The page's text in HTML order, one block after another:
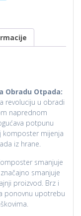
Obradu Otpada:
revoluciju u obradi
naprednom
potpunu
komposter mijenja
iz hrane.
smanjuje
smanjuje
proizvod. Brz i
ponovnu upotrebu